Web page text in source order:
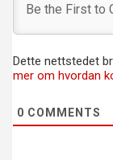
Dette nettstedet
mer om hvordan
0 COMMENTS